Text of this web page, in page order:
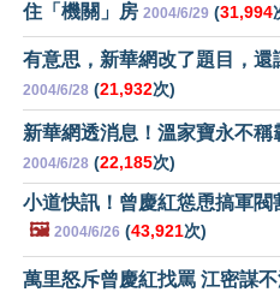
住「機關」房 2004/6/29 (31,994
有意思，新華網改了題目，
2004/6/28 (21,932次)
新華網透消息！溫家寶永不稱
2004/6/28 (22,185次)
小道快訊！曾慶紅慫恿搞軍
🖼️ 2004/6/26 (43,921次)
萬里怒斥曾慶紅找罵 江密謀